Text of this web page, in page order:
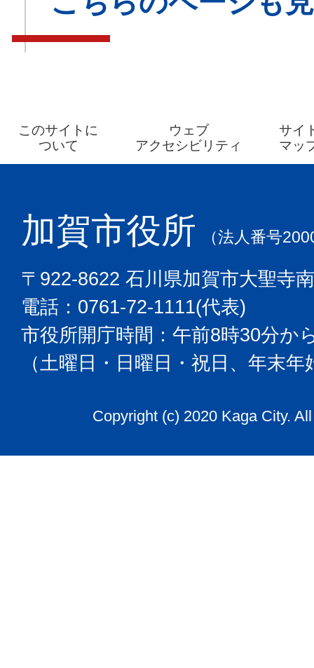
このサイトに
ついて
ウェブ
アクセシビリティ
サイ
マッ
加賀市役所 （法人番号
〒922-8622 石川県加賀市大聖寺
電話：0761-72-1111(代表)
市役所開庁時間：午前8時30分か
（土曜日・日曜日・祝日、年末
Copyright (c) 2020 Kaga City.